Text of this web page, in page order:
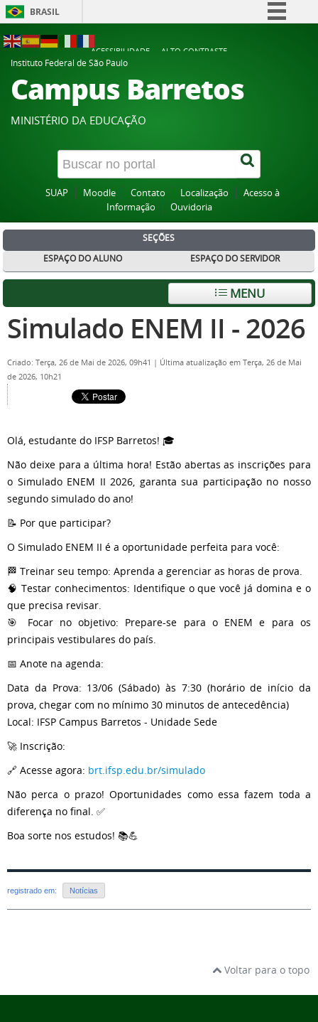
BRASIL
Participe
Acesso à informação
Canais
ACESSIBILIDADE
ALTO CONTRASTE
Instituto Federal de São Paulo
Campus Barretos
MINISTÉRIO DA EDUCAÇÃO
SUAP Moodle Contato Localização
Acesso à
Informação
Ouvidoria
SEÇÕES
ESPAÇO DO ALUNO
ESPAÇO DO SERVIDOR
MENU
Simulado ENEM II - 2026
Criado: Terça, 26 de Mai de 2026, 09h41 | Última atualização em Terça, 26 de Mai
de 2026, 10h21
Olá, estudante do IFSP Barretos! 🎓
Não deixe para a última hora! Estão abertas as inscrições para
o Simulado ENEM II 2026, garanta sua participação no nosso
segundo simulado do ano!
📝 Por que participar?
O Simulado ENEM II é a oportunidade perfeita para você:
🏁 Treinar seu tempo: Aprenda a gerenciar as horas de prova.
🧠 Testar conhecimentos: Identifique o que você já domina e o
que precisa revisar.
🎯 Focar no objetivo: Prepare-se para o ENEM e para os
principais vestibulares do país.
📅 Anote na agenda:
Data da Prova: 13/06 (Sábado) às 7:30 (horário de início da
prova, chegar com no mínimo 30 minutos de antecedência)
Local: IFSP Campus Barretos - Unidade Sede
🚀 Inscrição:
🔗 Acesse agora: brt.ifsp.edu.br/simulado
Não perca o prazo! Oportunidades como essa fazem toda a
diferença no final. ✅
Boa sorte nos estudos! 📚💪
registrado em: Notícias
Voltar para o topo